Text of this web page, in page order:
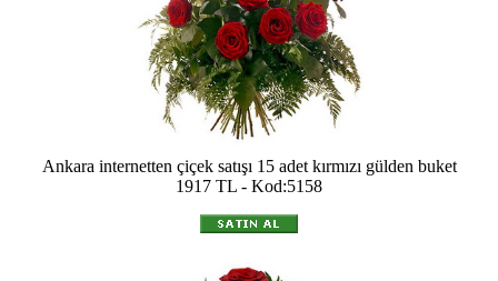
Ankara internetten çiçek satışı 15 adet kırmızı gülden buket
1917 TL - Kod:5158